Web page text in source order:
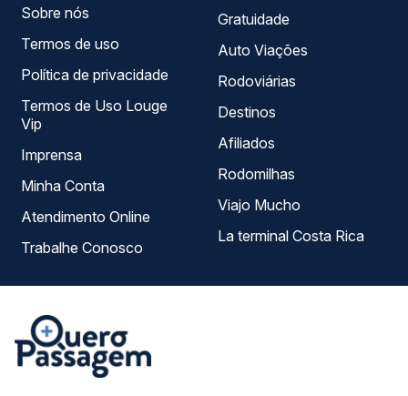
Sobre nós
Termos de uso
Política de privacidade
Termos de Uso Louge
Vip
Imprensa
Minha Conta
Atendimento Online
Trabalhe Conosco
Gratuidade
Auto Viações
Rodoviárias
Destinos
Afiliados
Rodomilhas
Viajo Mucho
La terminal Costa Rica